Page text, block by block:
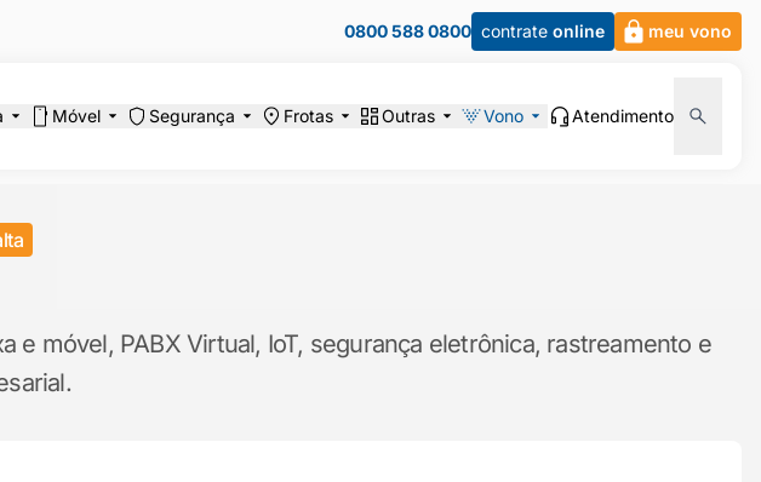
0800 588 0800 contrate online meu vono
Móvel Segurança Frotas Outras Vono Atendimento
e móvel, PABX Virtual, IoT, segurança eletrônica, rastreamento e